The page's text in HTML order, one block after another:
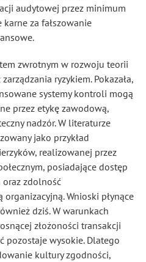
audytowej przez minimum
za fałszowanie
zwrotnym w rozwoju teorii
ryzykiem. Pokazała,
systemy kontroli mogą
przez etykę zawodową,
nadzór. W literaturze
jako przykład
realizowanej przez
posiadające dostęp
zdolność
Wnioski płynące
dziś. W warunkach
złożoności transakcji
pozostaje wysokie. Dlatego
kultury zgodności,